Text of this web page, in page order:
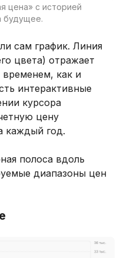
цена» с историей
будущее.
сам график. Линия
цвета) отражает
как и
интерактивные
курсора
цену
каждый год.
полоса вдоль
диапазоны цен